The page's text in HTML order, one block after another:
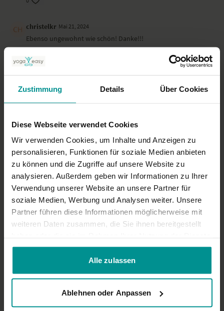
Zustimmung Details Über Cookies
Diese Webseite verwendet Cookies
Wir verwenden Cookies, um Inhalte und Anzeigen zu
personalisieren, Funktionen für soziale Medien anbieten
zu können und die Zugriffe auf unsere Website zu
analysieren. Außerdem geben wir Informationen zu Ihrer
Verwendung unserer Website an unsere Partner für
soziale Medien, Werbung und Analysen weiter. Unsere
Partner führen diese Informationen möglicherweise mit
weiteren Daten zusammen, die Sie ihnen bereitgestellt
gesammelt haben.
Alle zulassen
Ablehnen oder Anpassen
christelkr Mai 21, 2024
Ebenso ungewohnt wie schön! Danke!!!
Die Übungsabfolge fand ich sehr schön, jedoch haben
emofand ich die Zwischenkommentare (Burnout, Schokolade,
0
Mehr laden
Ähnliche Videos